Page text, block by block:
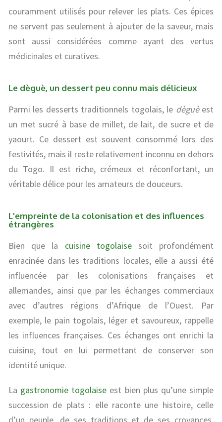
couramment utilisés pour relever les plats. Ces épices
ne servent pas seulement à ajouter de la saveur, mais
sont aussi considérées comme ayant des vertus
médicinales et curatives.
Le dèguè, un dessert peu connu mais délicieux
Parmi les desserts traditionnels togolais, le dèguè est
un met sucré à base de millet, de lait, de sucre et de
yaourt. Ce dessert est souvent consommé lors des
festivités, mais il reste relativement inconnu en dehors
du Togo. Il est riche, crémeux et réconfortant, un
véritable délice pour les amateurs de douceurs.
L'empreinte de la colonisation et des influences
étrangères
Bien que la cuisine togolaisesoit profondément
enracinée dans les traditions locales, elle a aussi été
influencée par les colonisations françaises et
allemandes, ainsi que par les échanges commerciaux
avec d’autres régions d’Afrique de l’Ouest. Par
exemple, le pain togolais, léger et savoureux, rappelle
les influences françaises. Ces échanges ont enrichi la
cuisine, tout en lui permettant de conserver son
identité unique.
La gastronomie togolaise est bien plus qu’une simple
succession de plats : elle raconte une histoire, celle